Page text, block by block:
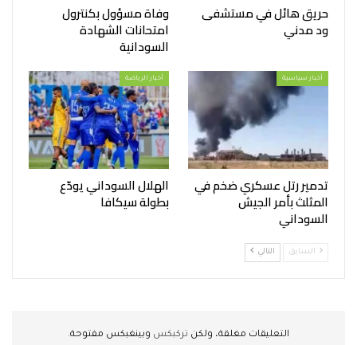
حريق هائل في مستشفى
ود مدني
وفاة مسؤول بكنترول
امتحانات الشهادة
السودانية
أخبار سياسية
تدمير رتل عسكري ضخم في
المثلث بأمر الجيش
السوداني
أخبار الرياضة
الهلال السوداني يودّع
بطولة سيكافا
السابق التالي
التعليقات مغلقة، ولكن تركبكس وبينغبكس مفتوحة.